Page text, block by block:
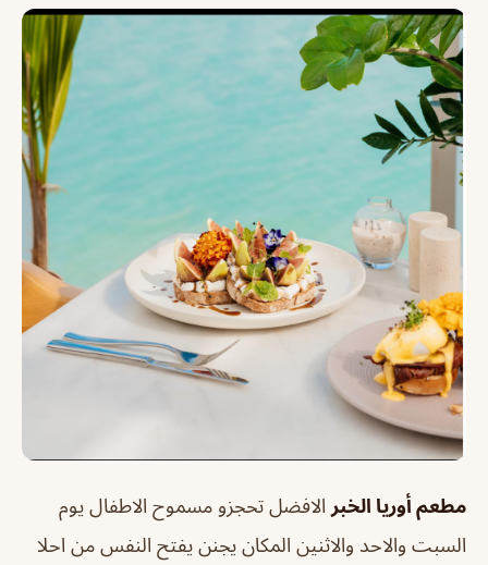
مطعم أوريا الخبر الافضل تحجزو مسموح الاطفال يوم
السبت والاحد والاثنين المكان يجنن يفتح النفس من احلا